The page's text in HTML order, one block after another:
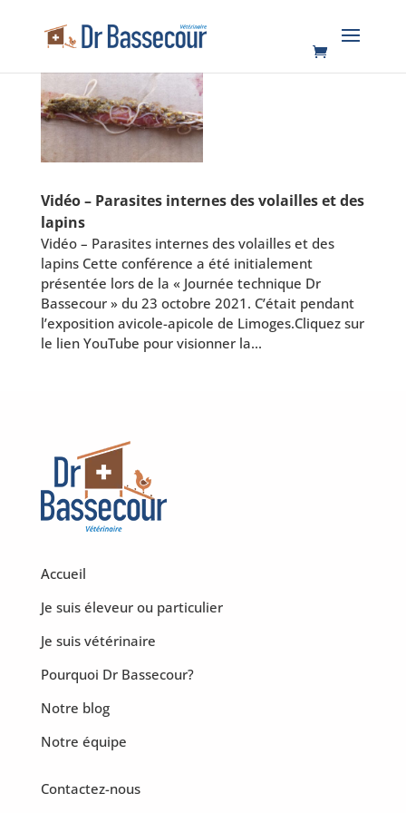
Vidéo – Parasites internes des volailles et des
lapins
Vidéo – Parasites internes des volailles et des
lapins Cette conférence a été initialement
présentée lors de la « Journée technique Dr
Bassecour » du 23 octobre 2021. C’était pendant
l’exposition avicole-apicole de Limoges.Cliquez sur
le lien YouTube pour visionner la...
Accueil
Je suis éleveur ou particulier
Je suis vétérinaire
Pourquoi Dr Bassecour?
Notre blog
Notre équipe
Contactez-nous